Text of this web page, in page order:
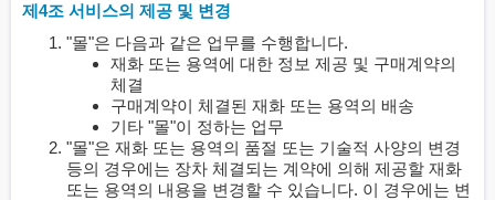
제4조 서비스의 제공 및 변경
"몰"은 다음과 같은 업무를 수행합니다.
재화 또는 용역에 대한 정보 제공 및 구매계약의
체결
구매계약이 체결된 재화 또는 용역의 배송
기타 "몰"이 정하는 업무
"몰"은 재화 또는 용역의 품절 또는 기술적 사양의 변경
등의 경우에는 장차 체결되는 계약에 의해 제공할 재화
또는 용역의 내용을 변경할 수 있습니다. 이 경우에는 변